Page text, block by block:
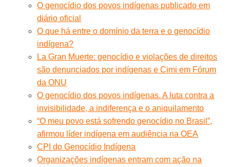
O genocídio dos povos indígenas publicado em
diário oficial
O que há entre o domínio da terra e o genocídio
indígena?
La Gran Muerte: genocídio e violações de direitos
são denunciados por indígenas e Cimi em Fórum
da ONU
O genocídio dos povos indígenas. A luta contra a
invisibilidade, a indiferença e o aniquilamento
“O meu povo está sofrendo genocídio no Brasil”,
afirmou líder indígena em audiência na OEA
CPI do Genocídio Indígena
Organizações indígenas entram com ação na